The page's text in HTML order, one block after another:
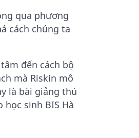
qua phương
cách chúng ta
đến cách bộ
mà Riskin mô
là bài giảng thú
sinh BIS Hà